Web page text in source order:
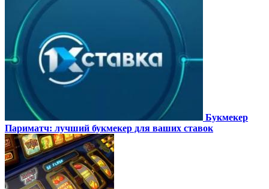
Букмекер
Париматч: лучший букмекер для ваших ставок